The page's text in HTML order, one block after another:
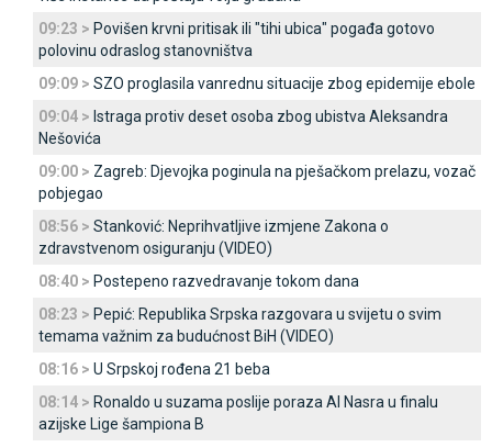
09:23 > Povišen krvni pritisak ili "tihi ubica" pogađa gotovo
polovinu odraslog stanovništva
09:09 > SZO proglasila vanrednu situacije zbog epidemije ebole
09:04 > Istraga protiv deset osoba zbog ubistva Aleksandra
Nešovića
09:00 > Zagreb: Djevojka poginula na pješačkom prelazu, vozač
pobjegao
08:56 > Stanković: Neprihvatljive izmjene Zakona o
zdravstvenom osiguranju (VIDEO)
08:40 > Postepeno razvedravanje tokom dana
08:23 > Pepić: Republika Srpska razgovara u svijetu o svim
temama važnim za budućnost BiH (VIDEO)
08:16 > U Srpskoj rođena 21 beba
08:14 > Ronaldo u suzama poslije poraza Al Nasra u finalu
azijske Lige šampiona B